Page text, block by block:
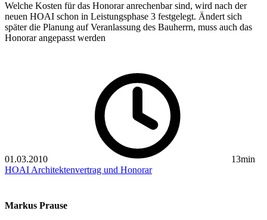
Welche Kosten für das Honorar anrechenbar sind, wird nach der
neuen HOAI schon in Leistungsphase 3 festgelegt. Ändert sich
später die Planung auf Veranlassung des Bauherrn, muss auch das
Honorar angepasst werden
01.03.2010
13min
HOAI Architektenvertrag und Honorar
Markus Prause